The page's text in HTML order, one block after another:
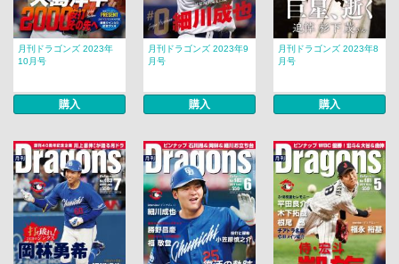
月刊ドラゴンズ 2023年
10月号
購入
月刊ドラゴンズ 2023年9
月号
購入
月刊ドラゴンズ 2023年8
月号
購入